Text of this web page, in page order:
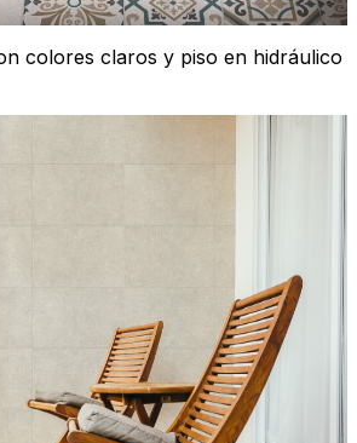
colores claros y piso en hidráulico